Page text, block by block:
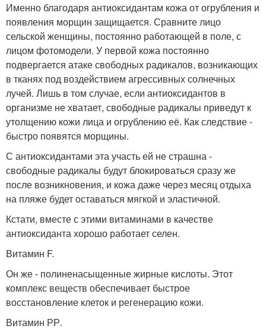
Именно благодаря антиоксидантам кожа от огрубления и
появления морщин защищается. Сравните лицо
сельской женщины, постоянно работающей в поле, с
лицом фотомодели. У первой кожа постоянно
подвергается атаке свободных радикалов, возникающих
в тканях под воздействием агрессивных солнечных
лучей. Лишь в том случае, если антиоксидантов в
организме не хватает, свободные радикалы приведут к
утолщению кожи лица и огрублению её. Как следствие -
быстро появятся морщины.
С антиоксидантами эта участь ей не страшна -
свободные радикалы будут блокироваться сразу же
после возникновения, и кожа даже через месяц отдыха
на пляже будет оставаться мягкой и эластичной.
Кстати, вместе с этими витаминами в качестве
антиоксиданта хорошо работает селен.
Витамин F.
Он же - полиненасыщенные жирные кислоты. Этот
комплекс веществ обеспечивает быстрое
восстановление клеток и регенерацию кожи.
Витамин РР.